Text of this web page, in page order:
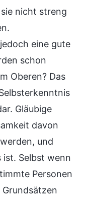
nicht streng
eine gute
schon
Oberen? Das
Gläubige
davon
und
ist. Selbst wenn
Personen